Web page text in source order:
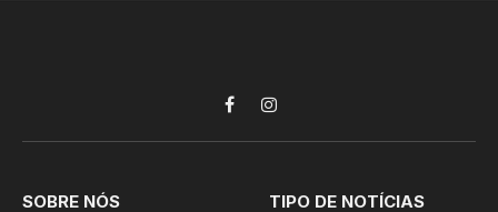
FacebookInstagram
SOBRE NÓS TIPO DE NOTÍCIAS